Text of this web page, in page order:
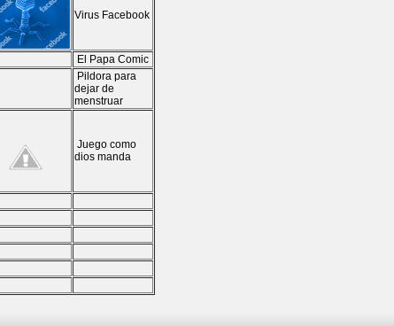
Virus Facebook
El Papa Comic
Pildora para
dejar de
menstruar
Juego como
dios manda